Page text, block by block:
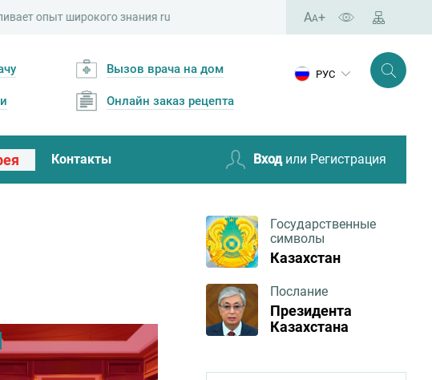
AA+
Вызов врача на дом
Онлайн заказ рецепта
РУС
Контакты Вход или Регистрация
Государственные
символы
Казахстан
Послание
Президента
Казахстана